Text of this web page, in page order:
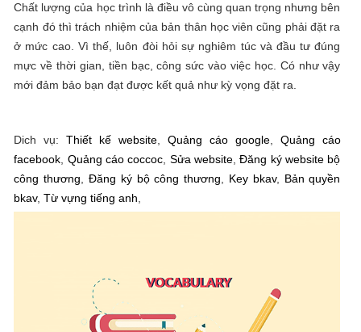
Chất lượng của học trình là điều vô cùng quan trọng nhưng bên
cạnh đó thì trách nhiệm của bản thân học viên cũng phải đặt ra
ở mức cao. Vì thế, luôn đòi hỏi sự nghiêm túc và đầu tư đúng
mực về thời gian, tiền bạc, công sức vào việc học. Có như vậy
mới đảm bảo bạn đạt được kết quả như kỳ vọng đặt ra.
Dich vụ:Thiết kế website, Quảng cáo google, Quảng cáo
facebook, Quảng cáo coccoc, Sửa website,Đăng ký website bộ
công thương, Đăng ký bộ công thương, Key bkav, Bản quyền
bkav,Từ vựng tiếng anh,